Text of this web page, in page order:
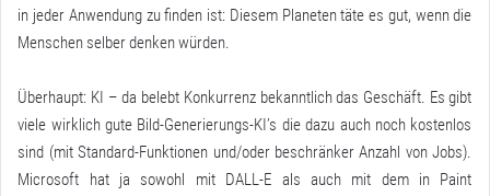
in jeder Anwendung zu finden ist: Diesem Planeten täte es gut, wenn die
Menschen selber denken würden.
Überhaupt: KI – da belebt Konkurrenz bekanntlich das Geschäft. Es gibt
viele wirklich gute Bild-Generierungs-KI’s die dazu auch noch kostenlos
sind (mit Standard-Funktionen und/oder beschränker Anzahl von Jobs).
Microsoft hat ja sowohl mit DALL-E als auch mit dem in Paint